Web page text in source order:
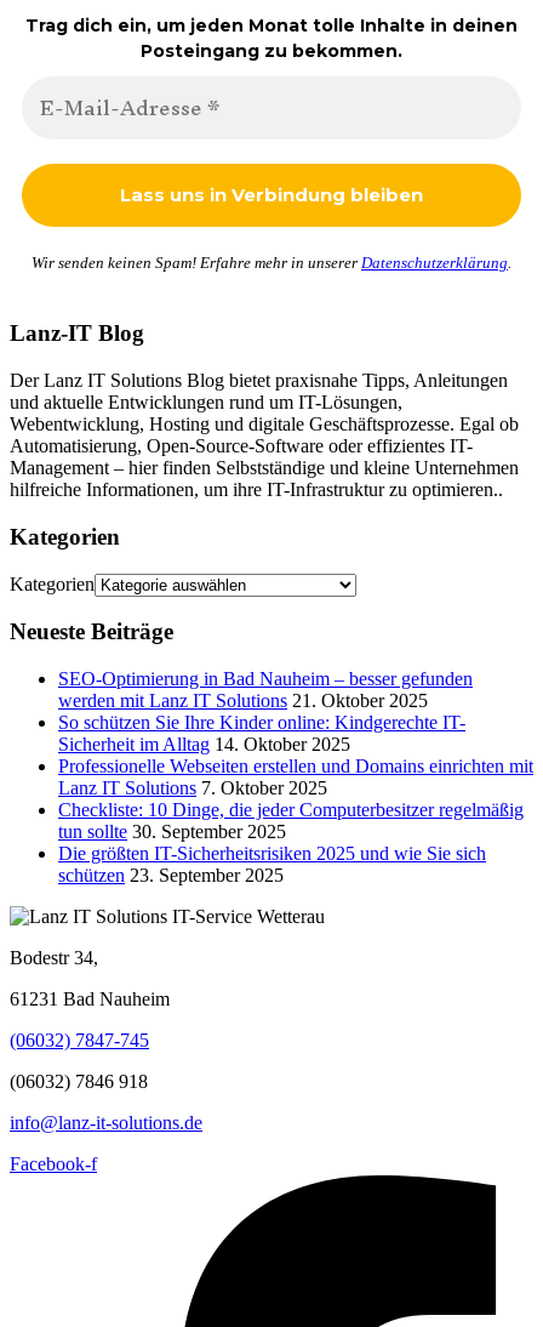
Trag dich ein, um jeden Monat tolle Inhalte in deinen
Posteingang zu bekommen.
Wir senden keinen Spam! Erfahre mehr in unserer Datenschutzerklärung
Lanz-IT Blog
Der Lanz IT Solutions Blog bietet praxisnahe Tipps, Anleitungen
und aktuelle Entwicklungen rund um IT-Lösungen,
Webentwicklung, Hosting und digitale Geschäftsprozesse. Egal ob
Automatisierung, Open-Source-Software oder effizientes IT-
Management – hier finden Selbstständige und kleine Unternehmen
hilfreiche Informationen, um ihre IT-Infrastruktur zu optimieren..
Kategorien
Kategorien
Neueste Beiträge
SEO-Optimierung in Bad Nauheim – besser gefunden
werden mit Lanz IT Solutions 21. Oktober 2025
So schützen Sie Ihre Kinder online: Kindgerechte IT-
Sicherheit im Alltag 14. Oktober 2025
Professionelle Webseiten erstellen und Domains einrichten mit
Lanz IT Solutions 7. Oktober 2025
Checkliste: 10 Dinge, die jeder Computerbesitzer regelmäßig
tun sollte 30. September 2025
Die größten IT-Sicherheitsrisiken 2025 und wie Sie sich
schützen 23. September 2025
Bodestr 34,
61231 Bad Nauheim
(06032) 7847-745
(06032) 7846 918
info@lanz-it-solutions.de
Facebook-f